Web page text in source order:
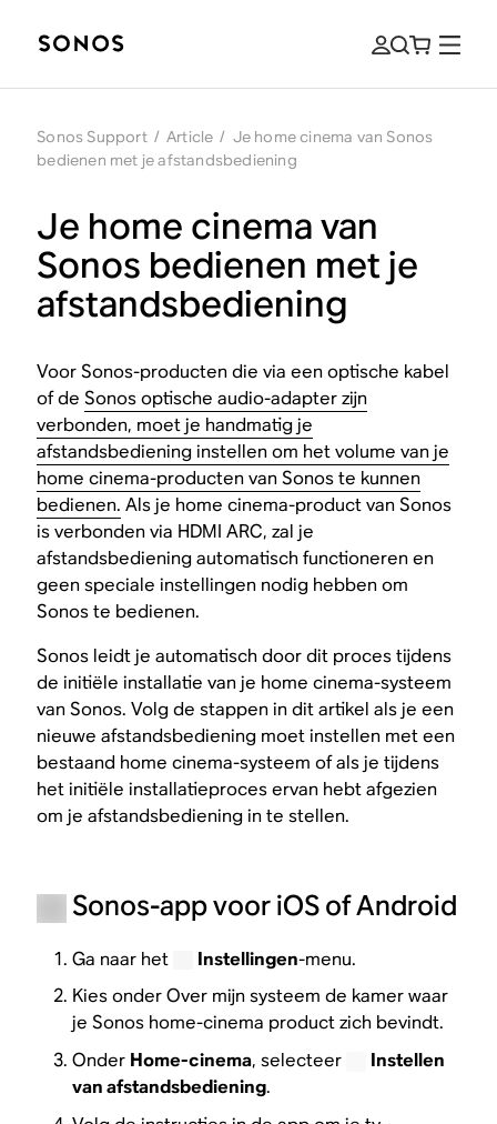
Sonos Support / Article / Je home cinema van Sonos
bedienen met je afstandsbediening
Je home cinema van
Sonos bedienen met je
afstandsbediening
Voor Sonos-producten die via een optische kabel
of deSonos optische audio-adapter zijn
verbonden, moet je handmatig je
afstandsbediening instellen om het volume van je
home cinema-producten van Sonos te kunnen
bedienen. Als je home cinema-product van Sonos
is verbonden via HDMI ARC, zal je
afstandsbediening automatisch functioneren en
geen speciale instellingen nodig hebben om
Sonos te bedienen.
Sonos leidt je automatisch door dit proces tijdens
de initiële installatie van je home cinema-systeem
van Sonos. Volg de stappen in dit artikel als je een
nieuwe afstandsbediening moet instellen met een
bestaand home cinema-systeem of als je tijdens
het initiële installatieproces ervan hebt afgezien
om je afstandsbediening in te stellen.
Sonos-app voor iOS of Android
Ga naar het Instellingen-menu.
Kies onder Over mijn systeem de kamer waar
je Sonos home-cinema product zich bevindt.
Onder Home-cinema, selecteer
Instellen
van afstandsbediening.